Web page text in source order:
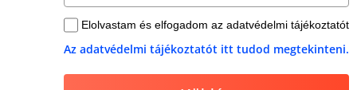
Elolvastam és elfogadom az adatvédelmi tájékoztatót
Az adatvédelmi tájékoztatót itt tudod megtekinteni.